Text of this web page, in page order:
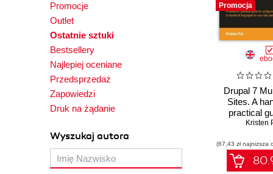
Promocje
Outlet
Ostatnie sztuki
Bestsellery
Najlepiej oceniane
Przedsprzedaż
Zapowiedzi
Druk na żądanie
Wyszukaj autora
Promocja
Drupal 7
Sites. A
practical
configuring
languages
users with
and
Kristen
(67,43 zł najniższa